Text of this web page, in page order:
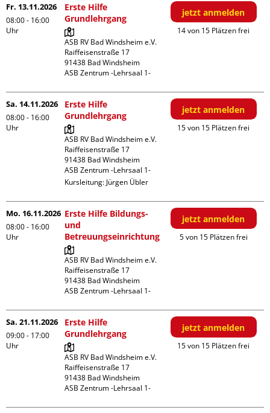
Fr. 13.11.2026
08:00 - 16:00
Uhr
Erste Hilfe
Grundlehrgang
ASB RV Bad Windsheim e.V.
Raiffeisenstraße 17
91438 Bad Windsheim
ASB Zentrum -Lehrsaal 1-
jetzt anmelden
14 von 15 Plätzen frei
Sa. 14.11.2026
08:00 - 16:00
Uhr
Erste Hilfe
Grundlehrgang
ASB RV Bad Windsheim e.V.
Raiffeisenstraße 17
91438 Bad Windsheim
ASB Zentrum -Lehrsaal 1-
Kursleitung: Jürgen Übler
jetzt anmelden
15 von 15 Plätzen frei
Mo. 16.11.2026
08:00 - 16:00
Uhr
Erste Hilfe Bildungs-
und
Betreuungseinrichtung
ASB RV Bad Windsheim e.V.
Raiffeisenstraße 17
91438 Bad Windsheim
ASB Zentrum -Lehrsaal 1-
jetzt anmelden
5 von 15 Plätzen frei
Sa. 21.11.2026
09:00 - 17:00
Uhr
Erste Hilfe
Grundlehrgang
ASB RV Bad Windsheim e.V.
Raiffeisenstraße 17
91438 Bad Windsheim
ASB Zentrum -Lehrsaal 1-
jetzt anmelden
15 von 15 Plätzen frei